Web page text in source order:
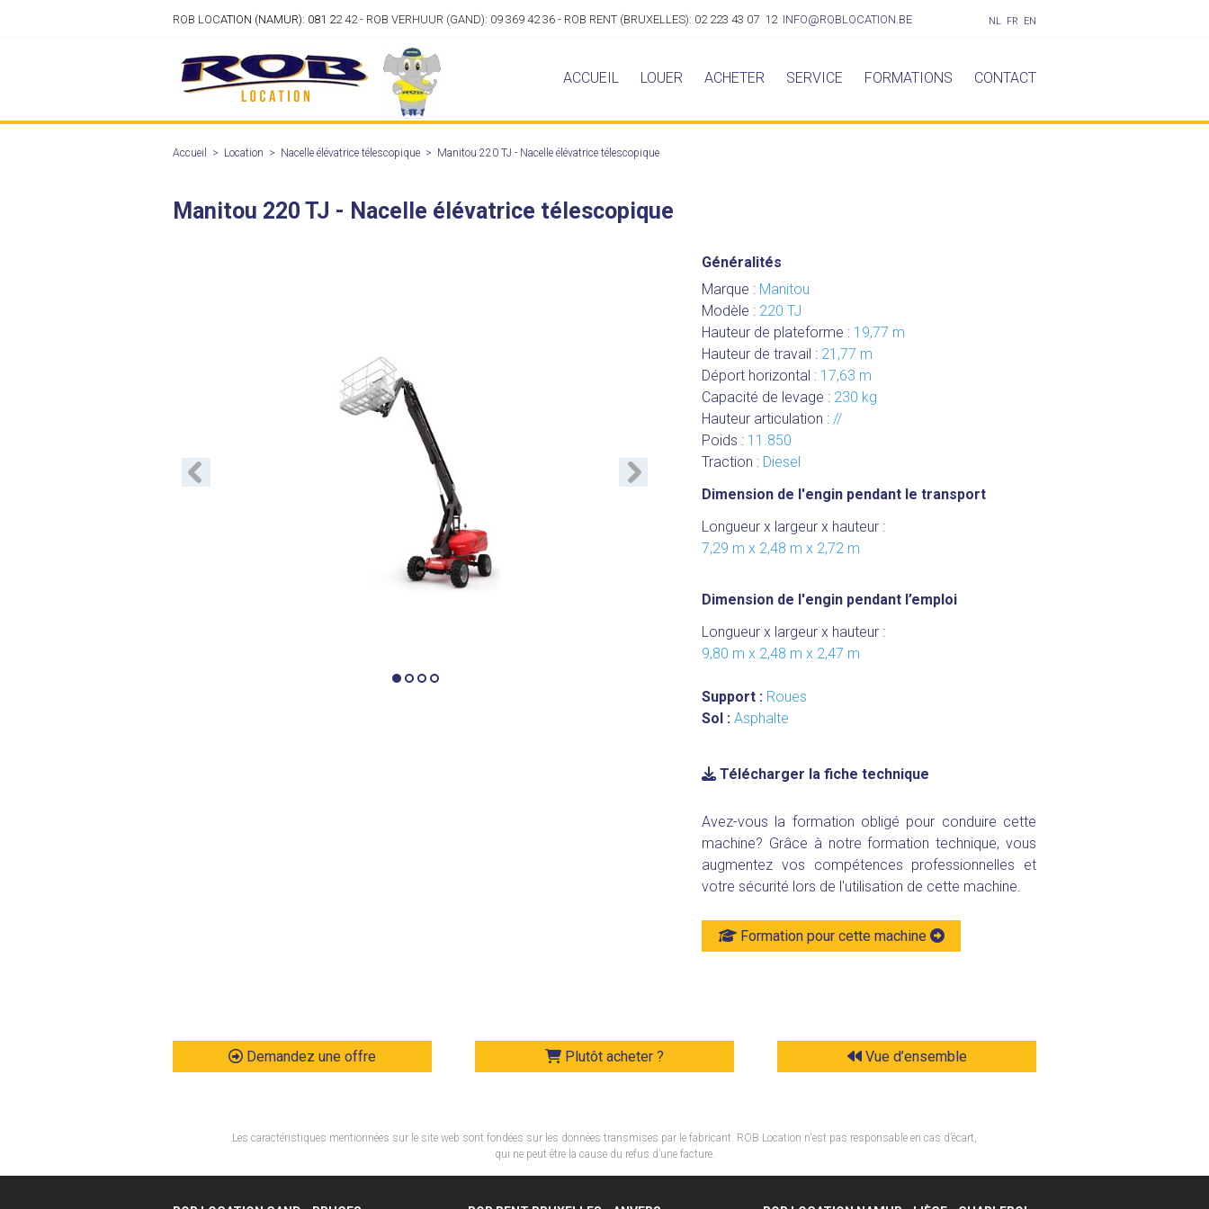
ROB LOCATION (NAMUR): 081 22 42 - ROB VERHUUR (GAND): 09 369 42 36 - ROB RENT (BRUXELLES): 02 223 43 07 12 INFO@ROBLOCATION.BE NL FR EN
ACCUEIL LOUER ACHETER SERVICE FORMATIONS CONTACT
Accueil > Location > Nacelle élévatrice télescopique > Manitou 220 TJ - Nacelle élévatrice télescopique
Manitou 220 TJ - Nacelle élévatrice télescopique
Précédent Suivant
Généralités
Marque : Manitou
Modèle : 220 TJ
Hauteur de plateforme : 19,77 m
Hauteur de travail : 21,77 m
Déport horizontal : 17,63 m
Capacité de levage : 230 kg
Hauteur articulation : //
Poids : 11.850
Traction : Diesel
Dimension de l'engin pendant le transport
Longueur x largeur x hauteur :
7,29 m x 2,48 m x 2,72 m
Dimension de l'engin pendant l’emploi
Longueur x largeur x hauteur :
9,80 m x 2,48 m x 2,47 m
Support : Roues
Sol : Asphalte
Télécharger la fiche technique
Avez-vous la formation obligé pour conduire cette
machine? Grâce à notre formation technique, vous
augmentez vos compétences professionnelles et
votre sécurité lors de l'utilisation de cette machine.
Formation pour cette machine
Demandez une offre Plutôt acheter ? Vue d’ensemble
Les caractéristiques mentionnées sur le site web sont fondées sur les données transmises par le fabricant. ROB Location n'est pas responsable en cas d’écart,
qui ne peut être la cause du refus d’une facture.